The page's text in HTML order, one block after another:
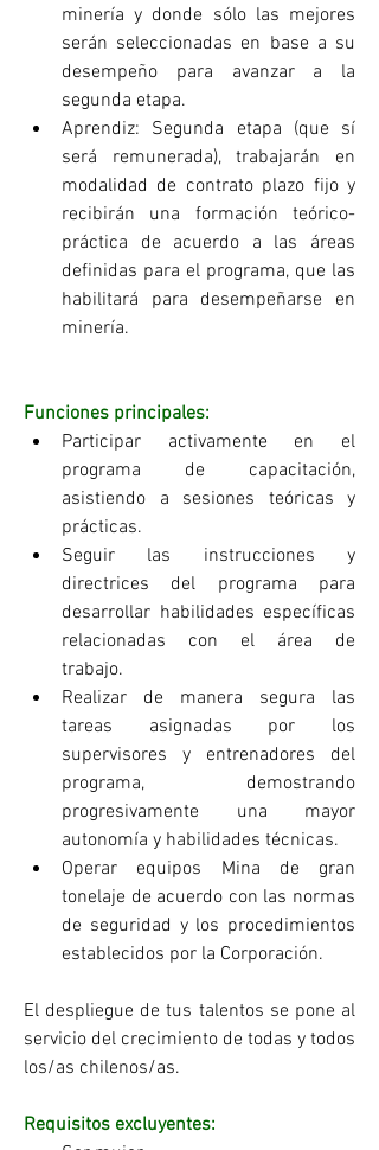
minería y donde sólo las mejores
serán seleccionadas en base a su
desempeño para avanzar a la
segunda etapa.
Aprendiz: Segunda etapa (que sí
será remunerada), trabajarán en
modalidad de contrato plazo fijo y
recibirán una formación teórico-
práctica de acuerdo a las áreas
definidas para el programa, que las
habilitará para desempeñarse en
minería.
Funciones principales:
Participar activamente en el
programa de capacitación,
asistiendo a sesiones teóricas y
prácticas.
Seguir las instrucciones y
directrices del programa para
desarrollar habilidades específicas
relacionadas con el área de
trabajo.
Realizar de manera segura las
tareas asignadas por los
supervisores y entrenadores del
programa, demostrando
progresivamente una mayor
autonomía y habilidades técnicas.
Operar equipos Mina de gran
tonelaje de acuerdo con las normas
de seguridad y los procedimientos
establecidos por la Corporación.
El despliegue de tus talentos se pone al
servicio del crecimiento de todas y todos
los/as chilenos/as.
Requisitos excluyentes: